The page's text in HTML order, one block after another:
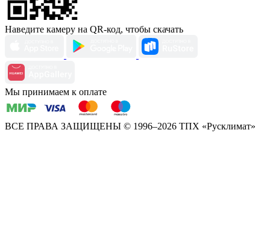
Наведите камеру на QR-код, чтобы скачать
Мы принимаем к оплате
ВСЕ ПРАВА ЗАЩИЩЕНЫ © 1996–2026 ТПХ «Русклимат»